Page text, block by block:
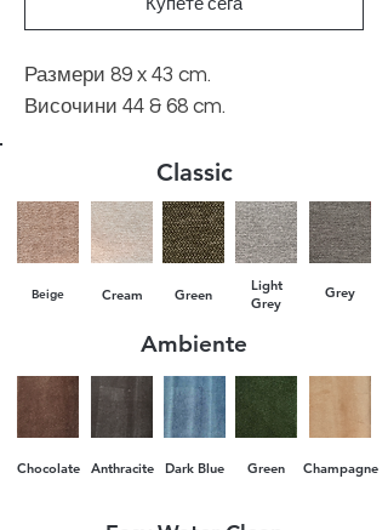
Купете сега
Размери 89 x 43 cm.
Височини 44 & 68 cm.
Classic
Beige Cream Green
Light
Grey
Grey
Ambiente
Dark Blue
Anthracite
Chocolate Green Champagne